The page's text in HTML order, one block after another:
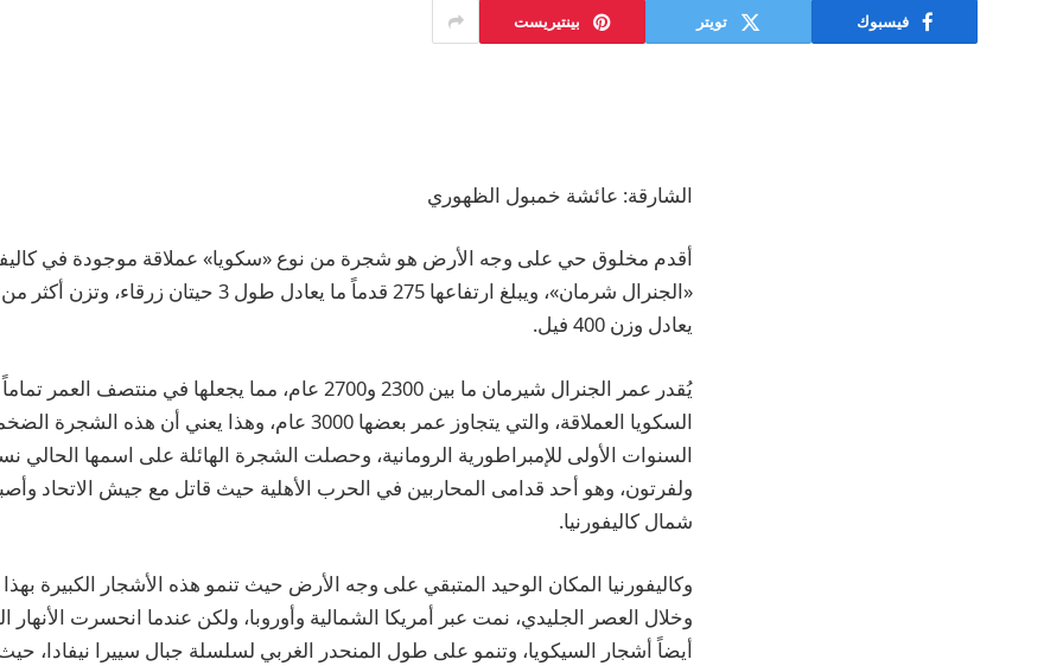
فيسبوك تويتر بينتيريست
الشارقة: عائشة خمبول الظهوري
أقدم مخلوق حي على وجه الأرض هو شجرة من نوع «سكويا» عملاقة موجودة في
يعادل وزن 400 فيل.
يُقدر عمر الجنرال شيرمان ما بين 2300 و2700 عام، مما يجعلها في
السكويا العملاقة، والتي يتجاوز عمر بعضها 3000 عام، وهذا يعني أن
السنوات الأولى للإمبراطورية الرومانية، وحصلت الشجرة الهائلة على اسمها
ولفرتون، وهو أحد قدامى المحاربين في الحرب الأهلية حيث قاتل مع جيش الاتحاد
شمال كاليفورنيا.
وكاليفورنيا المكان الوحيد المتبقي على وجه الأرض حيث تنمو هذه الأشجار الكبيرة
وخلال العصر الجليدي، نمت عبر أمريكا الشمالية وأوروبا، ولكن عندما انحسرت الأنهار
أيضاً أشجار السيكويا، وتنمو على طول المنحدر الغربي لسلسلة جبال سييرا نيفادا،